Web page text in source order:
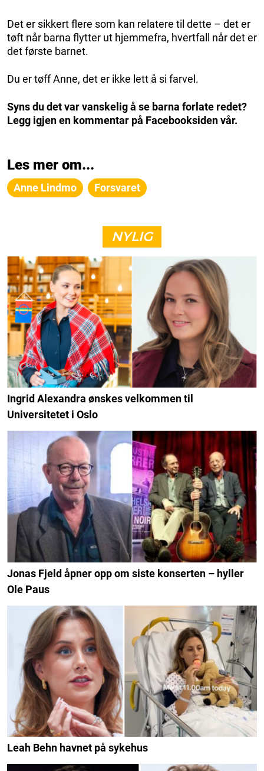
Det er sikkert flere som kan relatere til dette – det er
tøft når barna flytter ut hjemmefra, hvertfall når det er
det første barnet.
Du er tøff Anne, det er ikke lett å si farvel.
Syns du det var vanskelig å se barna forlate redet?
Legg igjen en kommentar på Facebooksiden vår.
Les mer om...
Anne Lindmo Forsvaret
NYLIG
Ingrid Alexandra ønskes velkommen til
Universitetet i Oslo
Jonas Fjeld åpner opp om siste konserten – hyller
Ole Paus
Leah Behn havnet på sykehus